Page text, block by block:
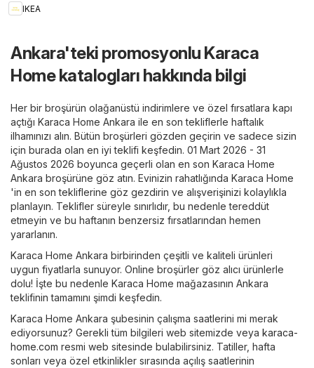
IKEA
Ankara'teki promosyonlu Karaca
Home katalogları hakkında bilgi
Her bir broşürün olağanüstü indirimlere ve özel fırsatlara kapı
açtığı Karaca Home Ankara ile en son tekliflerle haftalık
ilhamınızı alın. Bütün broşürleri gözden geçirin ve sadece sizin
için burada olan en iyi teklifi keşfedin. 01 Mart 2026 - 31
Ağustos 2026 boyunca geçerli olan en son Karaca Home
Ankara broşürüne göz atın. Evinizin rahatlığında Karaca Home
'in en son tekliflerine göz gezdirin ve alışverişinizi kolaylıkla
planlayın. Teklifler süreyle sınırlıdır, bu nedenle tereddüt
etmeyin ve bu haftanın benzersiz fırsatlarından hemen
yararlanın.
Karaca Home Ankara birbirinden çeşitli ve kaliteli ürünleri
uygun fiyatlarla sunuyor. Online broşürler göz alıcı ürünlerle
dolu! İşte bu nedenle Karaca Home mağazasının Ankara
teklifinin tamamını şimdi keşfedin.
Karaca Home Ankara şubesinin çalışma saatlerini mi merak
ediyorsunuz? Gerekli tüm bilgileri web sitemizde veya karaca-
home.com resmi web sitesinde bulabilirsiniz. Tatiller, hafta
sonları veya özel etkinlikler sırasında açılış saatlerinin